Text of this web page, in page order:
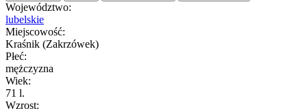
Województwo:
lubelskie
Miejscowość:
Kraśnik (Zakrzówek)
Płeć:
mężczyzna
Wiek:
71 l.
Wzrost: